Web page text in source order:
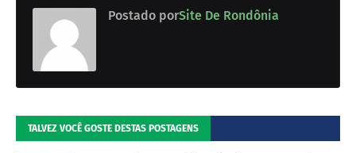
Postado porSite De Rondônia
TALVEZ VOCÊ GOSTE DESTAS POSTAGENS